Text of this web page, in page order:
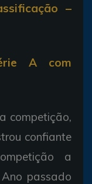
–
A com
competição,
confiante
a
passado